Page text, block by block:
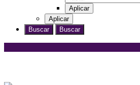
Aplicar
Aplicar
Buscar
Buscar